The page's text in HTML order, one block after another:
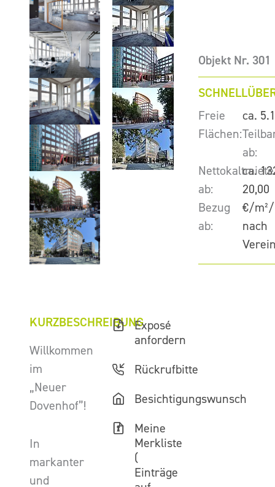
Objekt Nr. 301
Freie
Flächen:
ca.
ab:
ca.
Nettokaltmiete
ab:
20,00
€/
Bezug
ab:
nach
KURZBESCHREIBUNG
Willkommen
im
„Neuer
Dovenhof”!
In
markanter
und
Exposé
anfordern
Rückrufbitte
Besichtigungswunsch
Meine
Merkliste
(
Einträge